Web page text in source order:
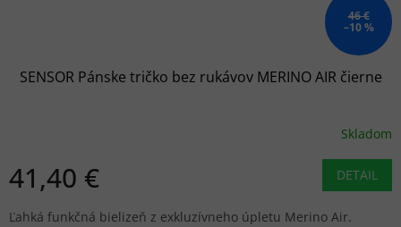
46 €
–10 %
SENSOR Pánske tričko bez rukávov MERINO AIR čierne
Skladom
41,40 € DETAIL
Ľahká funkčná bielizeň z exkluzívneho úpletu Merino Air.